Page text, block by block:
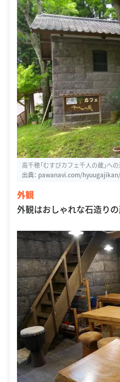
高千穂「むすびカフェ千人の蔵」へ
出典： pawanavi.com/
外観
外観はおしゃれな石造りの